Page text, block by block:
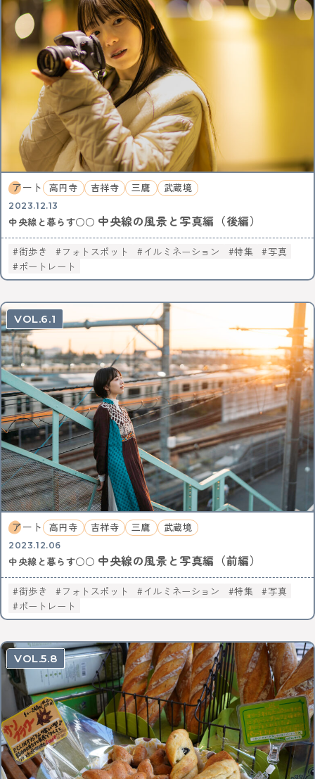
アート 高円寺 吉祥寺 三鷹 武蔵境
2023.12.13
中央線と暮らす○○ 中央線の風景と写真編（後編）
街歩き フォトスポット イルミネーション 特集
写真
ポートレート
6.1
アート 高円寺 吉祥寺 三鷹 武蔵境
2023.12.06
中央線と暮らす○○ 中央線の風景と写真編（前編）
街歩き フォトスポット イルミネーション 特集
写真
ポートレート
5.8